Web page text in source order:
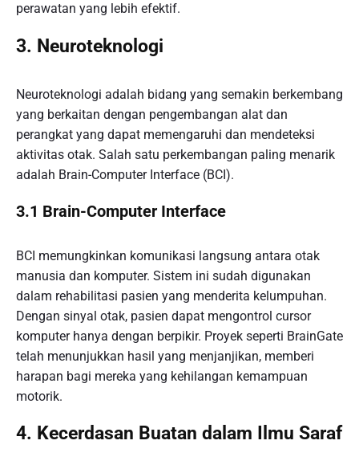
perawatan yang lebih efektif.
3. Neuroteknologi
Neuroteknologi adalah bidang yang semakin berkembang
yang berkaitan dengan pengembangan alat dan
perangkat yang dapat memengaruhi dan mendeteksi
aktivitas otak. Salah satu perkembangan paling menarik
adalah Brain-Computer Interface (BCI).
3.1 Brain-Computer Interface
BCI memungkinkan komunikasi langsung antara otak
manusia dan komputer. Sistem ini sudah digunakan
dalam rehabilitasi pasien yang menderita kelumpuhan.
Dengan sinyal otak, pasien dapat mengontrol cursor
komputer hanya dengan berpikir. Proyek seperti BrainGate
telah menunjukkan hasil yang menjanjikan, memberi
harapan bagi mereka yang kehilangan kemampuan
motorik.
4. Kecerdasan Buatan dalam Ilmu Saraf